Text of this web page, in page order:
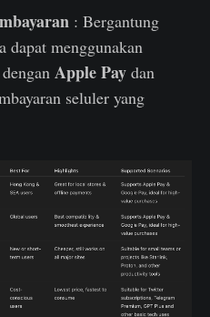
: Bergantung
dapat menggunakan
Apple Paydan
seluler yang